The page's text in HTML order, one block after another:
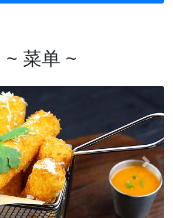
~ 菜单 ~
Next